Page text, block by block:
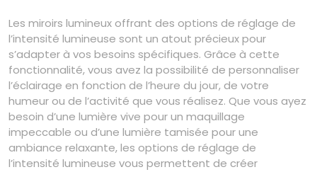
Les miroirs lumineux offrant des options de réglage de
l’intensité lumineuse sont un atout précieux pour
s’adapter à vos besoins spécifiques. Grâce à cette
fonctionnalité, vous avez la possibilité de personnaliser
l’éclairage en fonction de l’heure du jour, de votre
humeur ou de l’activité que vous réalisez. Que vous ayez
besoin d’une lumière vive pour un maquillage
impeccable ou d’une lumière tamisée pour une
ambiance relaxante, les options de réglage de
l’intensité lumineuse vous permettent de créer